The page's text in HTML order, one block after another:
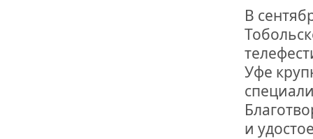
В
Уфе
и